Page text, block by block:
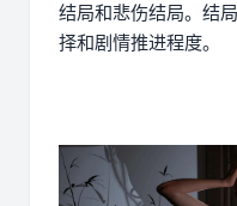
结局和悲伤结局。结
择和剧情推进程度。